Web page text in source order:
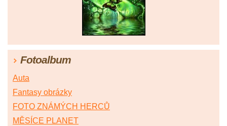
Fotoalbum
Auta
Fantasy obrázky
FOTO ZNÁMÝCH HERCŮ
MĚSÍCE PLANET